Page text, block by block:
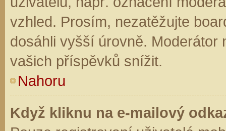
vzhled. Prosím, nezatěžujte
dosáhli vyšší úrovně. Moderátor
vašich příspěvků snížit.
Nahoru
Když kliknu na e-mailový